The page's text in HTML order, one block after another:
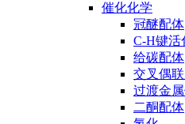
催化化学
冠醚配体
C-H键活
给碳配体
交叉偶
过渡金
二酮配体